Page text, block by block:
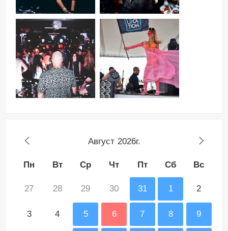
Август 2026г.
Пн Вт Ср Чт Пт Сб Вс
27 28 29 30 31 1 2
3 4 5 6 7 8 9